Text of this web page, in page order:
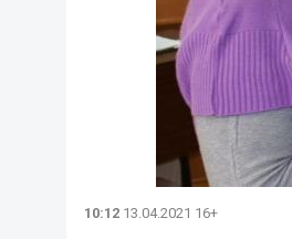
10:12 13.04.2021 16+